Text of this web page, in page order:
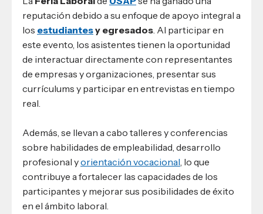
reputación debido a su enfoque de apoyo integral a
los estudiantesy egresados. Al participar en
este evento, los asistentes tienen la oportunidad
de interactuar directamente con representantes
de empresas y organizaciones, presentar sus
currículums y participar en entrevistas en tiempo
real.
Además, se llevan a cabo talleres y conferencias
sobre habilidades de empleabilidad, desarrollo
profesional yorientación vocacional, lo que
contribuye a fortalecer las capacidades de los
participantes y mejorar sus posibilidades de éxito
en el ámbito laboral.